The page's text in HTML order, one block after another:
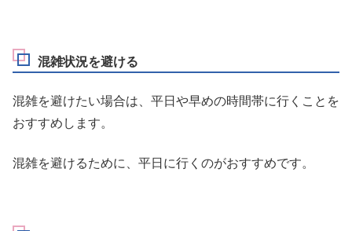
混雑状況を避ける
混雑を避けたい場合は、平日や早めの時間帯に行くことを
おすすめします。
混雑を避けるために、平日に行くのがおすすめです。